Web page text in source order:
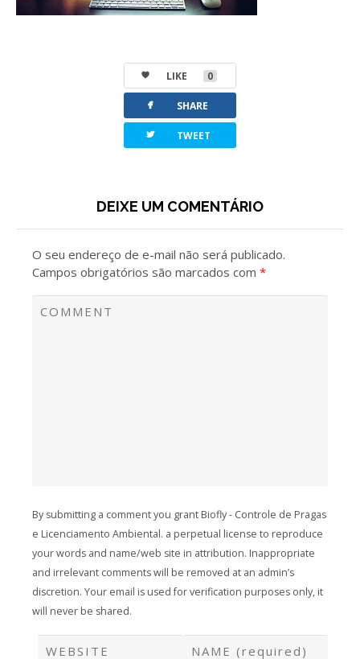
LIKE 0
facebook SHARE
twitterbird TWEET
DEIXE UM COMENTÁRIO
O seu endereço de e-mail não será publicado.
Campos obrigatórios são marcados com *
By submitting a comment you grant Biofly - Controle de Pragas
e Licenciamento Ambiental. a perpetual license to reproduce
your words and name/web site in attribution. Inappropriate
and irrelevant comments will be removed at an admin’s
discretion. Your email is used for verification purposes only, it
will never be shared.